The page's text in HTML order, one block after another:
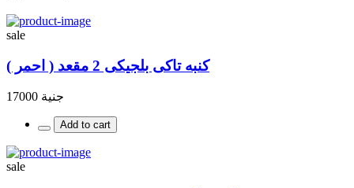
sale
كنبه تاكى بلجيكى 2 مقعد ( احمر )
جنية 17000
Add to cart
sale